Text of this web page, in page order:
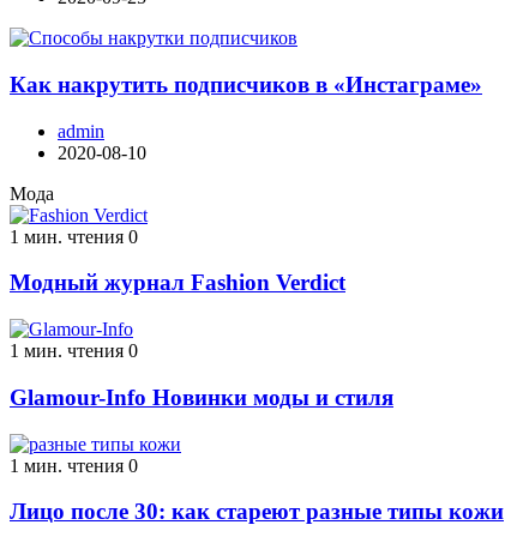
Как накрутить подписчиков в «Инстаграме»
admin
2020-08-10
Мода
1 мин. чтения 0
Модный журнал Fashion Verdict
1 мин. чтения 0
Glamour-Info Новинки моды и стиля
1 мин. чтения 0
Лицо после 30: как стареют разные типы кожи